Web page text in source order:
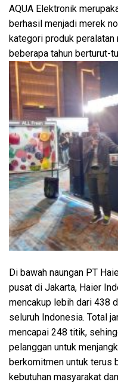
AQUA Elektronik
berhasil menjadi merek
kategori produk peralatan
beberapa tahun berturut-
Di bawah naungan PT
pusat di Jakarta, Haier
mencakup lebih dari 438
seluruh Indonesia. Total
mencapai 248 titik,
pelanggan untuk
berkomitmen untuk terus
kebutuhan masyarakat